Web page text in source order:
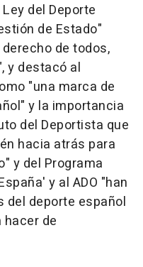
del Deporte
de Estado"
de todos,
y destacó al
"una marca de
y la importancia
del Deportista que
hacia atrás para
y del Programa
y al ADO "han
del deporte español
hacer de